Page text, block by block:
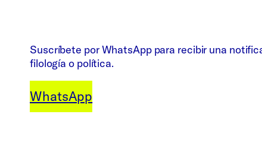
Suscríbete por WhatsApp para recibir una
filología o política.
WhatsApp